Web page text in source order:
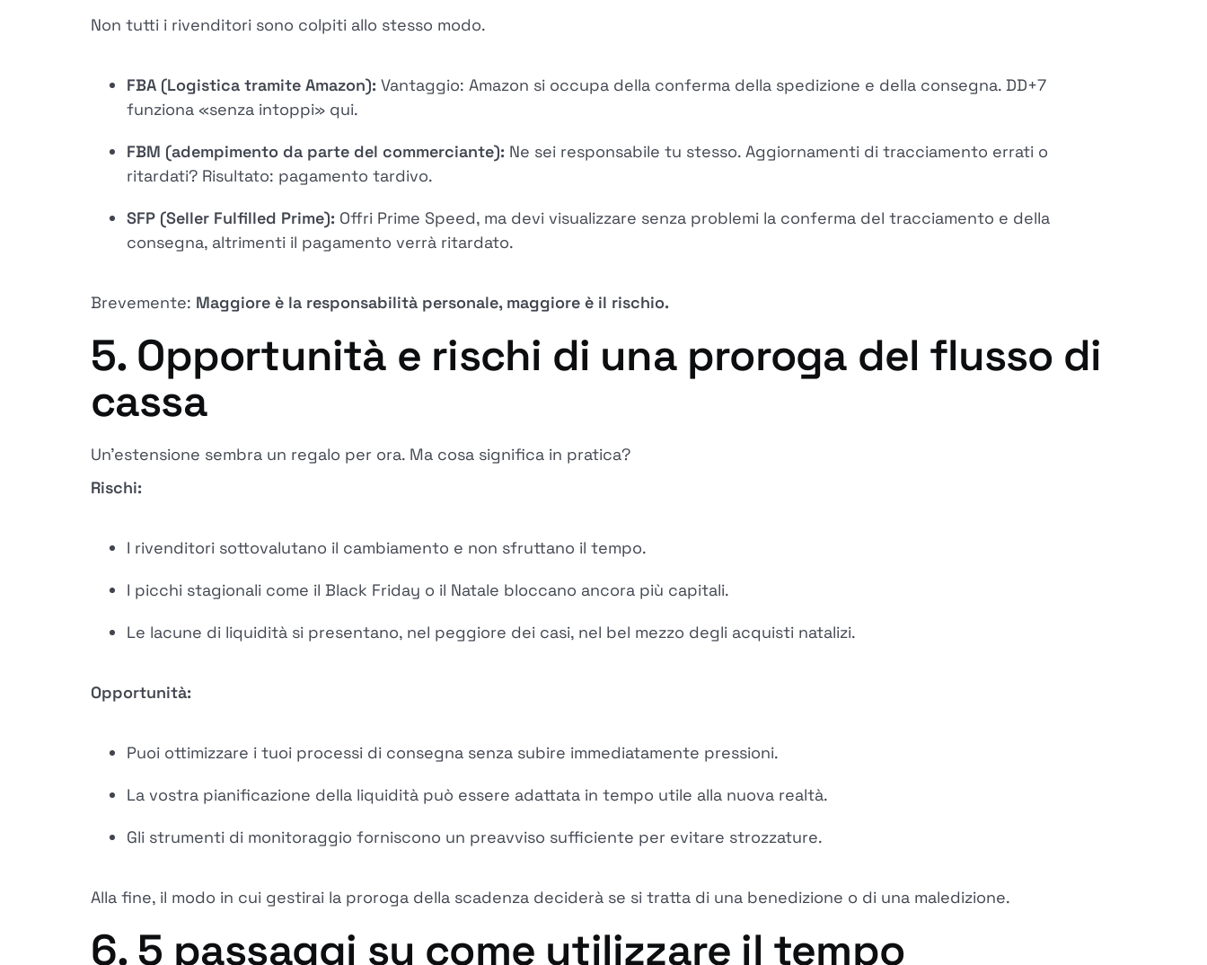
Non tutti i rivenditori sono colpiti allo stesso modo.
FBA (Logistica tramite Amazon): Vantaggio: Amazon si occupa della conferma della spedizione e della consegna. DD+7
funziona «senza intoppi» qui.
FBM (adempimento da parte del commerciante): Ne sei responsabile tu stesso. Aggiornamenti di tracciamento errati o
ritardati? Risultato: pagamento tardivo.
SFP (Seller Fulfilled Prime): Offri Prime Speed, ma devi visualizzare senza problemi la conferma del tracciamento e della
consegna, altrimenti il pagamento verrà ritardato.
Brevemente: Maggiore è la responsabilità personale, maggiore è il rischio.
5. Opportunità e rischi di una proroga del flusso di
cassa
Un'estensione sembra un regalo per ora. Ma cosa significa in pratica?
Rischi:
I rivenditori sottovalutano il cambiamento e non sfruttano il tempo.
I picchi stagionali come il Black Friday o il Natale bloccano ancora più capitali.
Le lacune di liquidità si presentano, nel peggiore dei casi, nel bel mezzo degli acquisti natalizi.
Opportunità:
Puoi ottimizzare i tuoi processi di consegna senza subire immediatamente pressioni.
La vostra pianificazione della liquidità può essere adattata in tempo utile alla nuova realtà.
Gli strumenti di monitoraggio forniscono un preavviso sufficiente per evitare strozzature.
Alla fine, il modo in cui gestirai la proroga della scadenza deciderà se si tratta di una benedizione o di una maledizione.
6. 5 passaggi su come utilizzare il tempo